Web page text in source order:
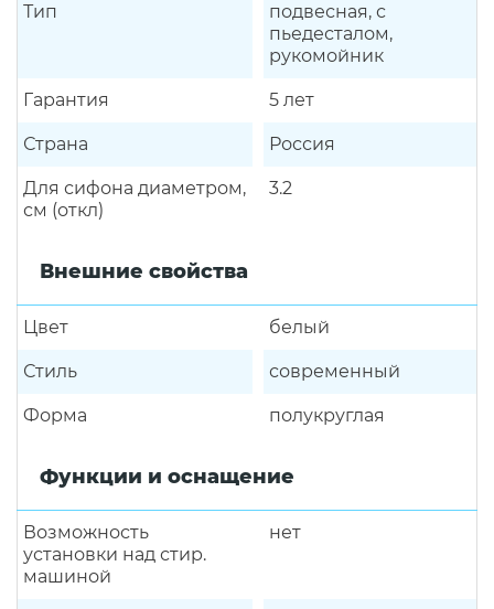
Тип
подвесная, с
пьедесталом,
рукомойник
Гарантия 5 лет
Страна Россия
Для сифона диаметром,
см (откл)
3.2
Внешние свойства
Цвет белый
Стиль современный
Форма полукруглая
Функции и оснащение
Возможность
установки над стир.
машиной
нет